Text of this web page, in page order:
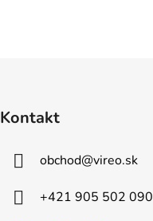
Kontakt
obchod@vireo.sk
+421 905 502 090